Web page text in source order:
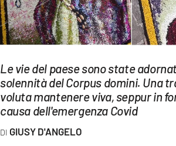
SPORT
Streaming
LAC NETWORK
LAC ONAIR
Le vie del paese sono state
solennità del Corpus domini. Una
voluta mantenere viva, seppur in
causa dell'emergenza Covid
GIUSY D'ANGELO